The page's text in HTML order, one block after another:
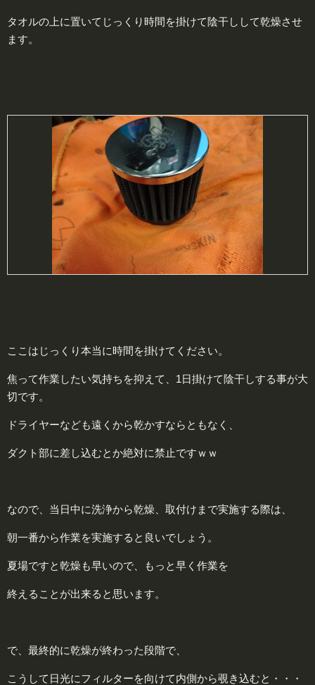
タオルの上に置いてじっくり時間を掛けて陰干しして乾燥させ
ます。
ここはじっくり本当に時間を掛けてください。
焦って作業したい気持ちを抑えて、1日掛けて陰干しする事が大
切です。
ドライヤーなども遠くから乾かすならともなく、
ダクト部に差し込むとか絶対に禁止ですｗｗ
なので、当日中に洗浄から乾燥、取付けまで実施する際は、
朝一番から作業を実施すると良いでしょう。
夏場ですと乾燥も早いので、もっと早く作業を
終えることが出来ると思います。
で、最終的に乾燥が終わった段階で、
こうして日光にフィルターを向けて内側から覗き込むと・・・